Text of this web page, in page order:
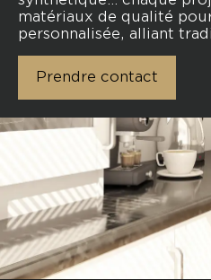
matériaux de qualité
personnalisée, alliant
Prendre contact